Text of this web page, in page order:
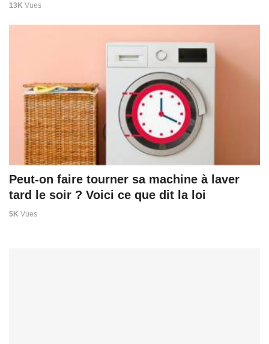
13K Vues
Peut-on faire tourner sa machine à laver
tard le soir ? Voici ce que dit la loi
5K Vues